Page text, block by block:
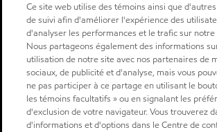
Ce site web utilise des témoins ainsi que
de suivi afin d'améliorer l'expérience des
d'analyser les performances et le trafic sur notre
Nous partageons également des informations
utilisation de notre site avec nos partenaires de
sociaux, de publicité et d'analyse, mais vous
ne pas participer à ce partage en utilisant le
les témoins facultatifs » ou en signalant les
d'exclusion de votre navigateur. Vous trouverez
d'informations et d'options dans le Centre de